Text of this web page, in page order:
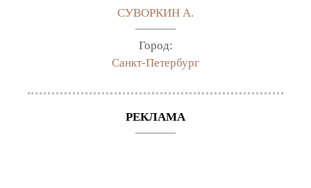
СУВОРКИН А.
Город:
Санкт-Петербург
РЕКЛАМА